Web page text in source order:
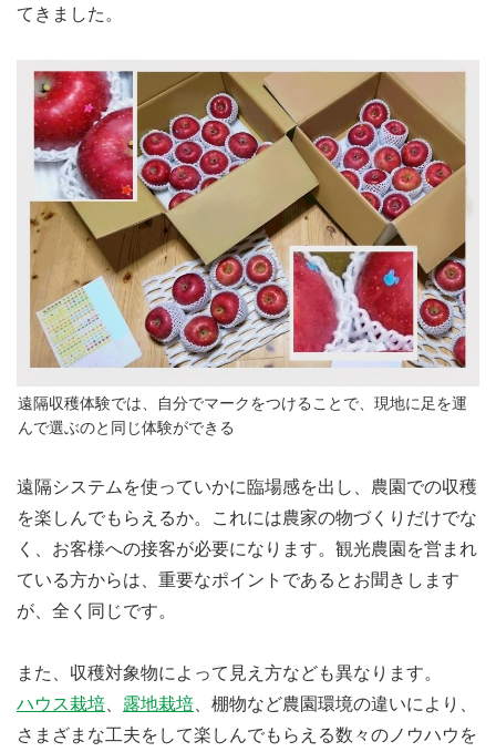
てきました。
遠隔収穫体験では、自分でマークをつけることで、現地に足を運
んで選ぶのと同じ体験ができる
遠隔システムを使っていかに臨場感を出し、農園での収穫
を楽しんでもらえるか。これには農家の物づくりだけでな
く、お客様への接客が必要になります。観光農園を営まれ
ている方からは、重要なポイントであるとお聞きします
が、全く同じです。
また、収穫対象物によって見え方なども異なります。
ハウス栽培
露地栽培 、棚物など農園環境の違いにより、
さまざまな工夫をして楽しんでもらえる数々のノウハウを